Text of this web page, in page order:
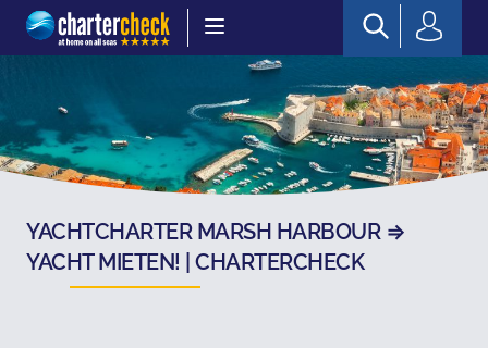
Chartercheck
YACHTCHARTER MARSH HARBOUR ⇒
YACHT MIETEN! | CHARTERCHECK